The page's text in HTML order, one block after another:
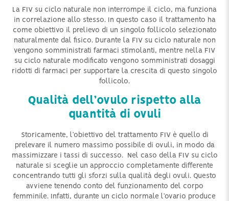
La FIV su ciclo naturale non interrompe il ciclo, ma funziona
in correlazione allo stesso. In questo caso il trattamento ha
come obiettivo il prelievo di un singolo follicolo selezionato
naturalmente dal fisico. Durante la FIV su ciclo naturale non
vengono somministrati farmaci stimolanti, mentre nella FIV
su ciclo naturale modificato vengono somministrati dosaggi
ridotti di farmaci per supportare la crescita di questo singolo
follicolo.
Qualità dell’ovulo rispetto alla
quantità di ovuli
Storicamente, l’obiettivo del trattamento FIV è quello di
prelevare il numero massimo possibile di ovuli, in modo da
massimizzare i tassi di successo. Nel caso della FIV su ciclo
naturale si sceglie un approccio completamente differente
concentrando tutti gli sforzi sulla qualità degli ovuli. Questo
avviene tenendo conto del funzionamento del corpo
femminile. Infatti, durante un ciclo normale l’ovario produce